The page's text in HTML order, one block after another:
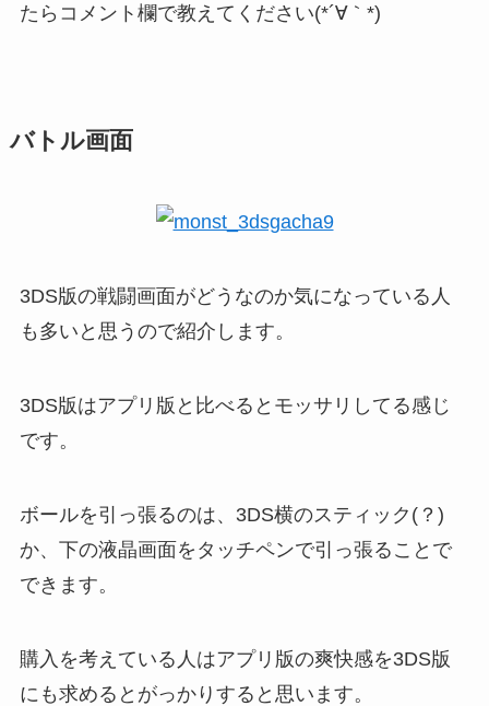
たらコメント欄で教えてください(*´∀｀*)
バトル画面
3DS版の戦闘画面がどうなのか気になっている人
も多いと思うので紹介します。
3DS版はアプリ版と比べるとモッサリしてる感じ
です。
ボールを引っ張るのは、3DS横のスティック(？)
か、下の液晶画面をタッチペンで引っ張ることで
できます。
購入を考えている人はアプリ版の爽快感を3DS版
にも求めるとがっかりすると思います。